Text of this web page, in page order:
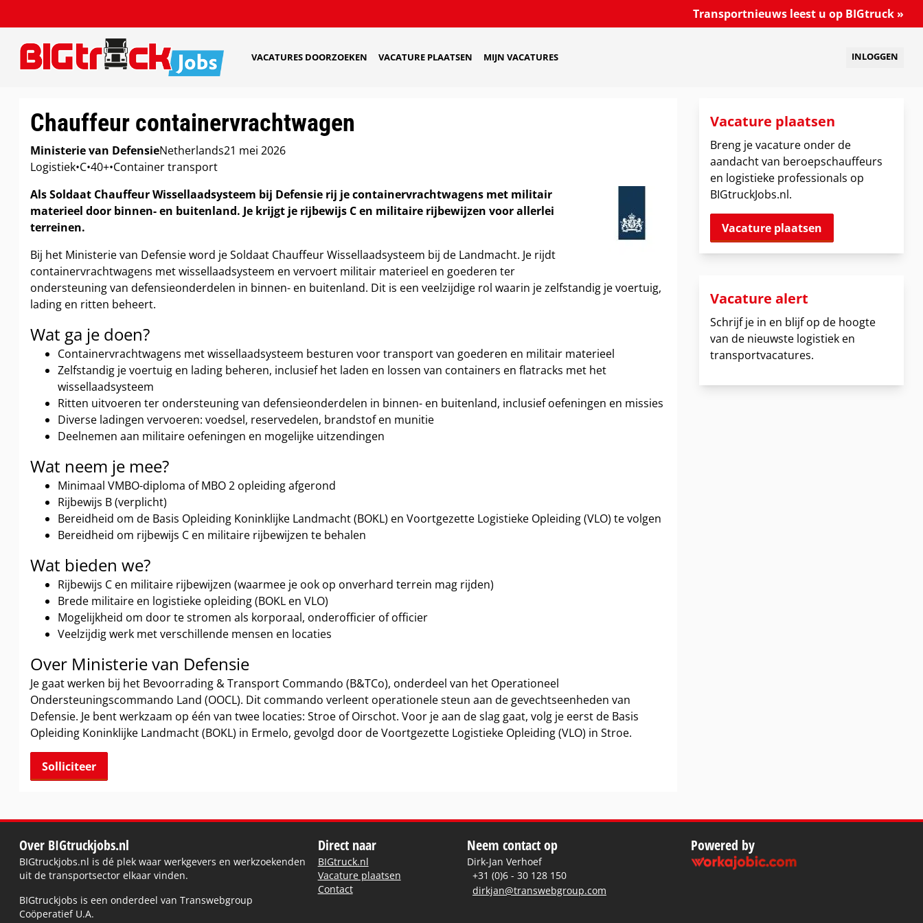
Transportnieuws leest u op BIGtruck »
INLOGGEN
VACATURES DOORZOEKEN VACATURE PLAATSEN MIJN VACATURES
Chauffeur containervrachtwagen
Ministerie van DefensieNetherlands21 mei 2026
Logistiek•C•40+•Container transport
Als Soldaat Chauffeur Wissellaadsysteem bij Defensie rij je containervrachtwagens met militair
materieel door binnen- en buitenland. Je krijgt je rijbewijs C en militaire rijbewijzen voor allerlei
terreinen.
Bij het Ministerie van Defensie word je Soldaat Chauffeur Wissellaadsysteem bij de Landmacht. Je rijdt
containervrachtwagens met wissellaadsysteem en vervoert militair materieel en goederen ter
ondersteuning van defensieonderdelen in binnen- en buitenland. Dit is een veelzijdige rol waarin je zelfstandig je voertuig,
lading en ritten beheert.
Wat ga je doen?
Containervrachtwagens met wissellaadsysteem besturen voor transport van goederen en militair materieel
Zelfstandig je voertuig en lading beheren, inclusief het laden en lossen van containers en flatracks met het
wissellaadsysteem
Ritten uitvoeren ter ondersteuning van defensieonderdelen in binnen- en buitenland, inclusief oefeningen en missies
Diverse ladingen vervoeren: voedsel, reservedelen, brandstof en munitie
Deelnemen aan militaire oefeningen en mogelijke uitzendingen
Wat neem je mee?
Minimaal VMBO-diploma of MBO 2 opleiding afgerond
Rijbewijs B (verplicht)
Bereidheid om de Basis Opleiding Koninklijke Landmacht (BOKL) en Voortgezette Logistieke Opleiding (VLO) te volgen
Bereidheid om rijbewijs C en militaire rijbewijzen te behalen
Wat bieden we?
Rijbewijs C en militaire rijbewijzen (waarmee je ook op onverhard terrein mag rijden)
Brede militaire en logistieke opleiding (BOKL en VLO)
Mogelijkheid om door te stromen als korporaal, onderofficier of officier
Veelzijdig werk met verschillende mensen en locaties
Over Ministerie van Defensie
Je gaat werken bij het Bevoorrading & Transport Commando (B&TCo), onderdeel van het Operationeel
Ondersteuningscommando Land (OOCL). Dit commando verleent operationele steun aan de gevechtseenheden van
Defensie. Je bent werkzaam op één van twee locaties: Stroe of Oirschot. Voor je aan de slag gaat, volg je eerst de Basis
Opleiding Koninklijke Landmacht (BOKL) in Ermelo, gevolgd door de Voortgezette Logistieke Opleiding (VLO) in Stroe.
Solliciteer
Vacature plaatsen
Breng je vacature onder de
aandacht van beroepschauffeurs
en logistieke professionals op
BIGtruckJobs.nl.
Vacature plaatsen
Vacature alert
Schrijf je in en blijf op de hoogte
van de nieuwste logistiek en
transportvacatures.
Over BIGtruckjobs.nl
BIGtruckjobs.nl is dé plek waar werkgevers en werkzoekenden
uit de transportsector elkaar vinden.
BIGtruckjobs is een onderdeel van Transwebgroup
Coöperatief U.A.
Direct naar
BIGtruck.nl
Vacature plaatsen
Contact
Neem contact op
Dirk-Jan Verhoef
+31 (0)6 - 30 128 150
dirkjan@transwebgroup.com
Powered by